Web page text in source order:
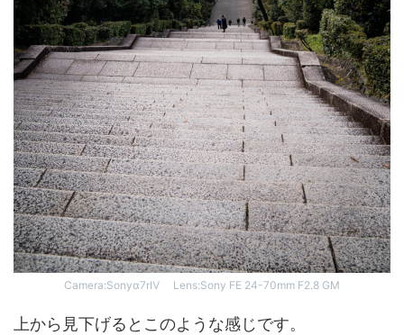
Camera:Sonyα7rⅣ Lens:Sony FE 24-70mm F2.8 GM
上から見下げるとこのような感じです。